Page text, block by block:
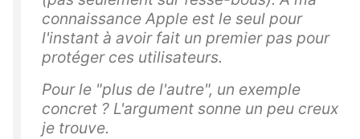
connaissance Apple est le seul pour
l'instant à avoir fait un premier pas pour
protéger ces utilisateurs.
Pour le "plus de l'autre", un exemple
concret ? L'argument sonne un peu creux
je trouve.